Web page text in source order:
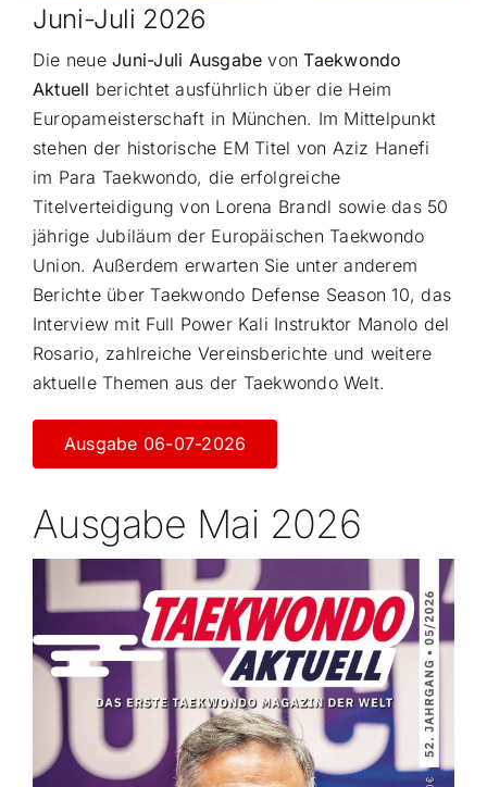
Juni-Juli 2026
Die neueJuni-Juli Ausgabe vonTaekwondo
Aktuell berichtet ausführlich über die Heim
Europameisterschaft in München. Im Mittelpunkt
stehen der historische EM Titel von Aziz Hanefi
im Para Taekwondo, die erfolgreiche
Titelverteidigung von Lorena Brandl sowie das 50
jährige Jubiläum der Europäischen Taekwondo
Union. Außerdem erwarten Sie unter anderem
Berichte über Taekwondo Defense Season 10, das
Interview mit Full Power Kali Instruktor Manolo del
Rosario, zahlreiche Vereinsberichte und weitere
aktuelle Themen aus der Taekwondo Welt.
Ausgabe 06-07-2026
Ausgabe Mai 2026